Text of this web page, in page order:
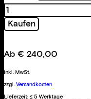
Totes
Gebirge
Menge
Kaufen
Ab € 240,00
inkl. MwSt.
zzgl. Versandkosten
Lieferzeit: ≤ 5 Werktage